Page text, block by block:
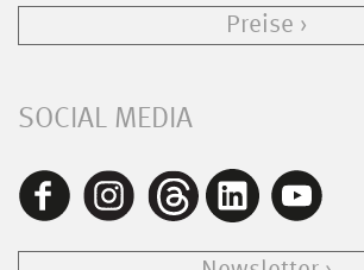
Preise
SOCIAL MEDIA